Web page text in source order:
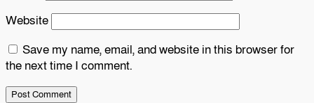
Website
Save my name, email, and website in this browser for
the next time I comment.